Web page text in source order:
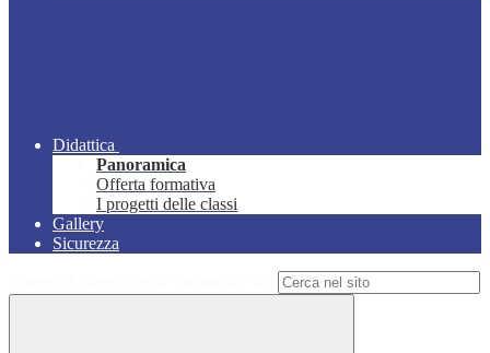
Didattica
Panoramica
Offerta formativa
I progetti delle classi
Gallery
Sicurezza